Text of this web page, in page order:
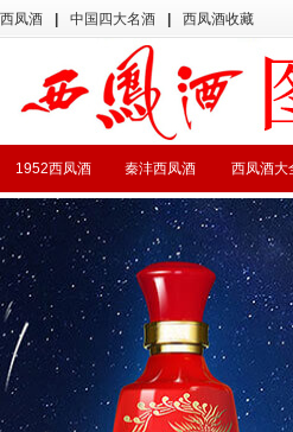
西凤酒 中国四大名酒 西凤酒收藏
西凤酒大
秦沣西凤酒
1952西凤酒